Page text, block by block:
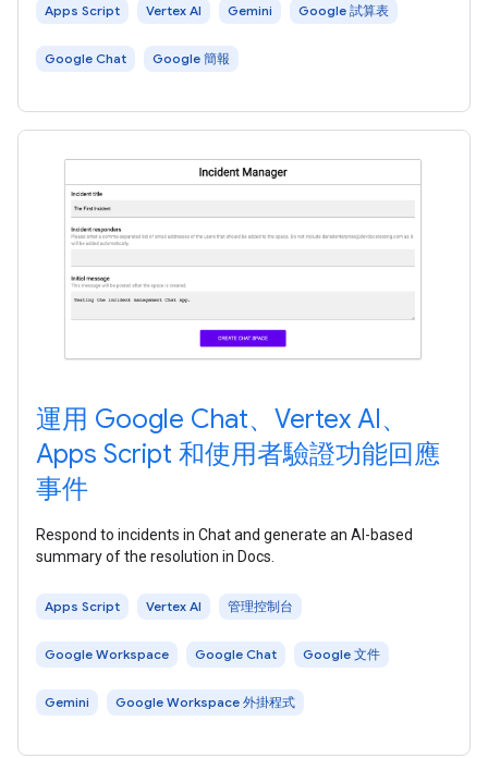
Apps Script Vertex AI Gemini Google 試算表
Google Chat Google 簡報
運用 Google Chat、Vertex AI、
Apps Script 和使用者驗證功能回應
事件
Respond to incidents in Chat and generate an AI-based
summary of the resolution in Docs.
Apps Script Vertex AI 管理控制台
Google Workspace Google Chat Google 文件
Gemini Google Workspace 外掛程式